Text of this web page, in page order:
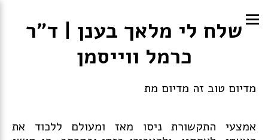
שלח לי מלאך בענן | ד"ר
כרמל ווייסמן
מדיום טוב זה מדיום מת
אמצעי התקשורת ניסו מאז ומעולם ללכוד את